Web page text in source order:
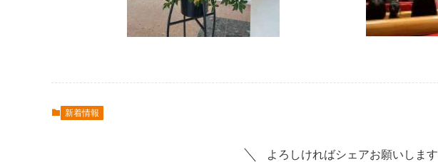
新着情報
よろしければシェアお願いします